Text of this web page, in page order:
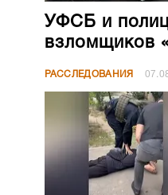
УФСБ и
взломщиков
РАССЛЕДОВАНИЯ